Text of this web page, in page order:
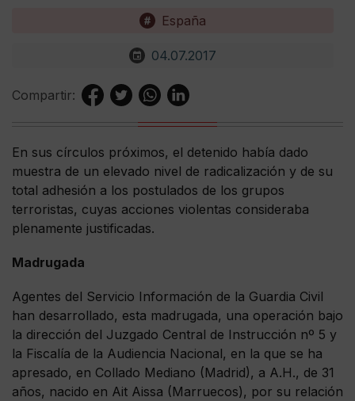
España
04.07.2017
Compartir:
En sus círculos próximos, el detenido había dado
muestra de un elevado nivel de radicalización y de su
total adhesión a los postulados de los grupos
terroristas, cuyas acciones violentas consideraba
plenamente justificadas.
Madrugada
Agentes del Servicio Información de la Guardia Civil
han desarrollado, esta madrugada, una operación bajo
la dirección del Juzgado Central de Instrucción nº 5 y
la Fiscalía de la Audiencia Nacional, en la que se ha
apresado, en Collado Mediano (Madrid), a A.H., de 31
años, nacido en Ait Aissa (Marruecos), por su relación